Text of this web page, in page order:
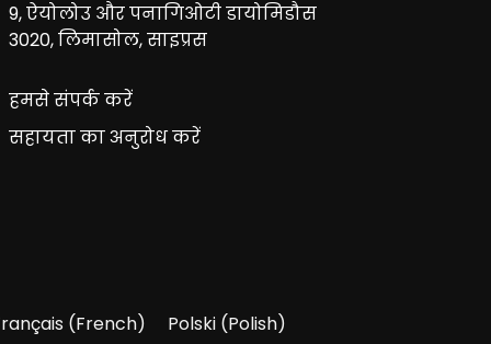
9, ऐयोलोउ और पनागिओटी डायोमिडौस
3020, लिमासोल, साइप्रस
हमसे संपर्क करें
सहायता का अनुरोध करें
(French) Polski (Polish)